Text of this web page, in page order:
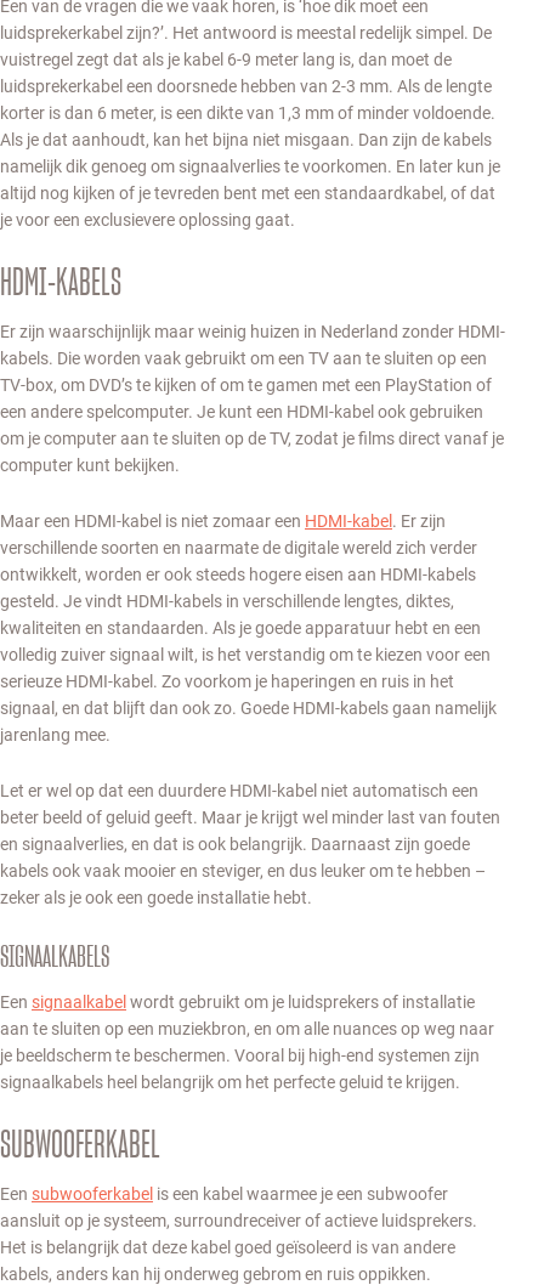
Een van de vragen die we vaak horen, is ‘hoe dik moet een
luidsprekerkabel zijn?’. Het antwoord is meestal redelijk simpel. De
vuistregel zegt dat als je kabel 6-9 meter lang is, dan moet de
luidsprekerkabel een doorsnede hebben van 2-3 mm. Als de lengte
korter is dan 6 meter, is een dikte van 1,3 mm of minder voldoende.
Als je dat aanhoudt, kan het bijna niet misgaan. Dan zijn de kabels
namelijk dik genoeg om signaalverlies te voorkomen. En later kun je
altijd nog kijken of je tevreden bent met een standaardkabel, of dat
je voor een exclusievere oplossing gaat.
HDMI-KABELS
Er zijn waarschijnlijk maar weinig huizen in Nederland zonder HDMI-
kabels. Die worden vaak gebruikt om een TV aan te sluiten op een
TV-box, om DVD’s te kijken of om te gamen met een PlayStation of
een andere spelcomputer. Je kunt een HDMI-kabel ook gebruiken
om je computer aan te sluiten op de TV, zodat je films direct vanaf je
computer kunt bekijken.
Maar een HDMI-kabel is niet zomaar een HDMI-kabel . Er zijn
verschillende soorten en naarmate de digitale wereld zich verder
ontwikkelt, worden er ook steeds hogere eisen aan HDMI-kabels
gesteld. Je vindt HDMI-kabels in verschillende lengtes, diktes,
kwaliteiten en standaarden. Als je goede apparatuur hebt en een
volledig zuiver signaal wilt, is het verstandig om te kiezen voor een
serieuze HDMI-kabel. Zo voorkom je haperingen en ruis in het
signaal, en dat blijft dan ook zo. Goede HDMI-kabels gaan namelijk
jarenlang mee.
Let er wel op dat een duurdere HDMI-kabel niet automatisch een
beter beeld of geluid geeft. Maar je krijgt wel minder last van fouten
en signaalverlies, en dat is ook belangrijk. Daarnaast zijn goede
kabels ook vaak mooier en steviger, en dus leuker om te hebben –
zeker als je ook een goede installatie hebt.
SIGNAALKABELS
Een signaalkabel wordt gebruikt om je luidsprekers of installatie
aan te sluiten op een muziekbron, en om alle nuances op weg naar
je beeldscherm te beschermen. Vooral bij high-end systemen zijn
signaalkabels heel belangrijk om het perfecte geluid te krijgen.
SUBWOOFERKABEL
Een subwooferkabel is een kabel waarmee je een subwoofer
aansluit op je systeem, surroundreceiver of actieve luidsprekers.
Het is belangrijk dat deze kabel goed geïsoleerd is van andere
kabels, anders kan hij onderweg gebrom en ruis oppikken.